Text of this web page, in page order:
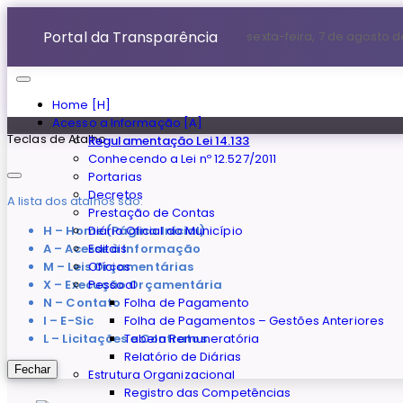
Home [H]
Acesso a Informação [A]
Regulamentação Lei 14.133
Conhecendo a Lei nº 12.527/2011
Portarias
Decretos
Prestação de Contas
Diário Oficial do Município
Editais
Ofícios
Pessoal
Folha de Pagamento
Folha de Pagamentos – Gestões Anteriores
Tabela Remuneratória
Relatório de Diárias
Estrutura Organizacional
Registro das Competências
Portal da Transparência sexta-feira, 7 de agosto
Teclas de Atalho
A lista dos atalhos são:
H – Home (Página Inicial)
A – Acesse à Informação
M – Leis Orçamentárias
X – Execução Orçamentária
N – Contato
I – E-Sic
L – Licitações e Contratos
Fechar